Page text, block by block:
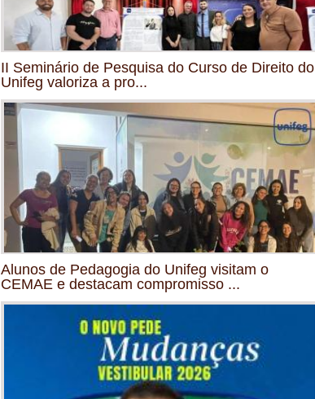
II Seminário de Pesquisa do Curso de Direito do
Unifeg valoriza a pro...
Alunos de Pedagogia do Unifeg visitam o
CEMAE e destacam compromisso ...